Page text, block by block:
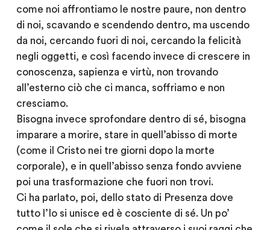
come noi affrontiamo le nostre paure, non dentro
di noi, scavando e scendendo dentro, ma uscendo
da noi, cercando fuori di noi, cercando la felicità
negli oggetti, e così facendo invece di crescere in
conoscenza, sapienza e virtù, non trovando
all’esterno ciò che ci manca, soffriamo e non
cresciamo.
Bisogna invece sprofondare dentro di sé, bisogna
imparare a morire, stare in quell’abisso di morte
(come il Cristo nei tre giorni dopo la morte
corporale), e in quell’abisso senza fondo avviene
poi una trasformazione che fuori non trovi.
Ci ha parlato, poi, dello stato di Presenza dove
tutto l’Io si unisce ed è cosciente di sé. Un po’